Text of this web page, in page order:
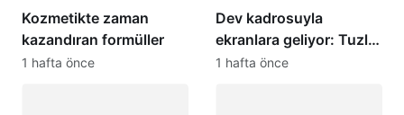
Kozmetikte zaman
kazandıran formüller
1 hafta önce
Dev kadrosuyla
ekranlara geliyor: Tuzlu
Kahve dizisi yıldızları
1 hafta önce